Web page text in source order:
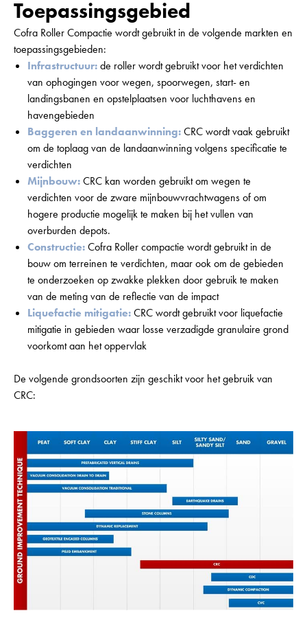
Toepassingsgebied
Cofra Roller Compactie wordt gebruikt in de volgende markten en
toepassingsgebieden:
Infrastructuur:de roller wordt gebruikt voor het verdichten
van ophogingen voor wegen, spoorwegen, start- en
landingsbanen en opstelplaatsen voor luchthavens en
havengebieden
Baggeren en landaanwinning:CRC wordt vaak gebruikt
om de toplaag van de landaanwinning volgens specificatie te
verdichten
Mijnbouw:CRC kan worden gebruikt om wegen te
verdichten voor de zware mijnbouwvrachtwagens of om
hogere productie mogelijk te maken bij het vullen van
overburden depots.
Constructie:Cofra Roller compactie wordt gebruikt in de
bouw om terreinen te verdichten, maar ook om de gebieden
te onderzoeken op zwakke plekken door gebruik te maken
van de meting van de reflectie van de impact
Liquefactie mitigatie:CRC wordt gebruikt voor liquefactie
mitigatie in gebieden waar losse verzadigde granulaire grond
voorkomt aan het oppervlak
De volgende grondsoorten zijn geschikt voor het gebruik van
CRC: